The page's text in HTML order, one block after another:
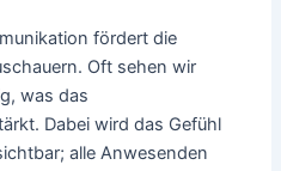
fördert die
Oft sehen wir
was das
Dabei wird das Gefühl
alle Anwesenden